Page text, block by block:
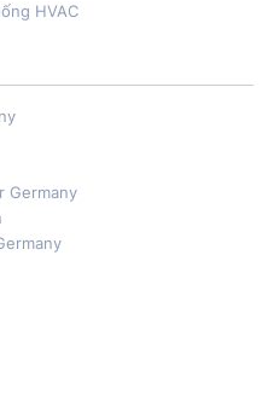
HVAC
Germany